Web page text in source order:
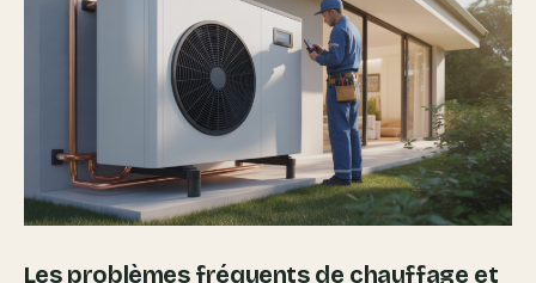
Les problèmes fréquents de chauffage et